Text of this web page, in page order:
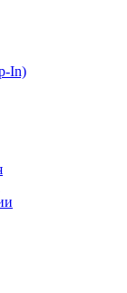
In)